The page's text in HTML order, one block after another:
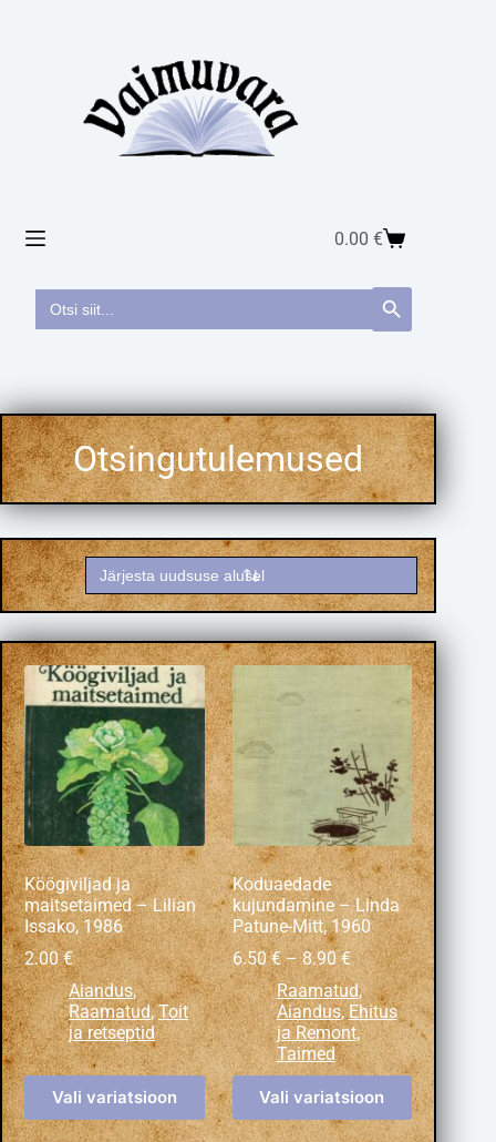
0.00€
Search
for:
Search Button
Köögiviljad ja
maitsetaimed – Lilian
Issako, 1986
2.00€
Aiandus,
Raamatud,Toit
ja retseptid
Vali variatsioon
Koduaedade
kujundamine – Linda
Patune-Mitt, 1960
6.50€ – 8.90€
Raamatud,
Aiandus,Ehitus
ja Remont,
Taimed
Vali variatsioon